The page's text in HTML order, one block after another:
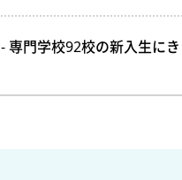
- 専門学校92校の新入生にき